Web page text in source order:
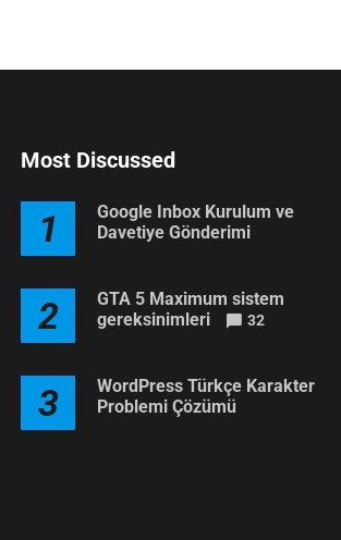
Most Discussed
1
Google Inbox Kurulum ve
Davetiye Gönderimi
2
GTA 5 Maximum sistem
gereksinimleri
32
3
WordPress Türkçe Karakter
Problemi Çözümü